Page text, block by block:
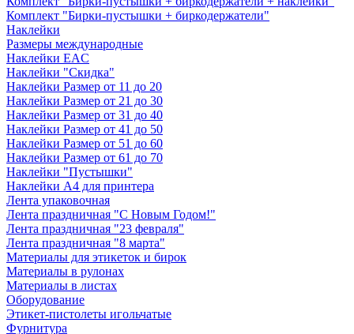
Комплект "Бирки-пустышки + биркодержатели"
Наклейки
Размеры международные
Наклейки EAC
Наклейки "Скидка"
Наклейки Размер от 11 до 20
Наклейки Размер от 21 до 30
Наклейки Размер от 31 до 40
Наклейки Размер от 41 до 50
Наклейки Размер от 51 до 60
Наклейки Размер от 61 до 70
Наклейки "Пустышки"
Наклейки А4 для принтера
Лента упаковочная
Лента праздничная "С Новым Годом!"
Лента праздничная "23 февраля"
Лента праздничная "8 марта"
Материалы для этикеток и бирок
Материалы в рулонах
Материалы в листах
Оборудование
Этикет-пистолеты игольчатые
Фурнитура